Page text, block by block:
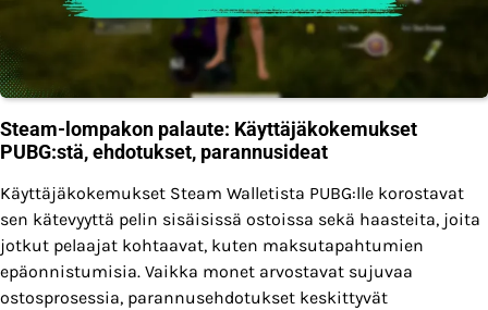
Steam-lompakon palaute: Käyttäjäkokemukset
PUBG:stä, ehdotukset, parannusideat
Käyttäjäkokemukset Steam Walletista PUBG:lle korostavat
sen kätevyyttä pelin sisäisissä ostoissa sekä haasteita, joita
jotkut pelaajat kohtaavat, kuten maksutapahtumien
epäonnistumisia. Vaikka monet arvostavat sujuvaa
ostosprosessia, parannusehdotukset keskittyvät